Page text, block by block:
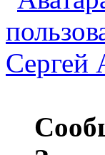
Сергей